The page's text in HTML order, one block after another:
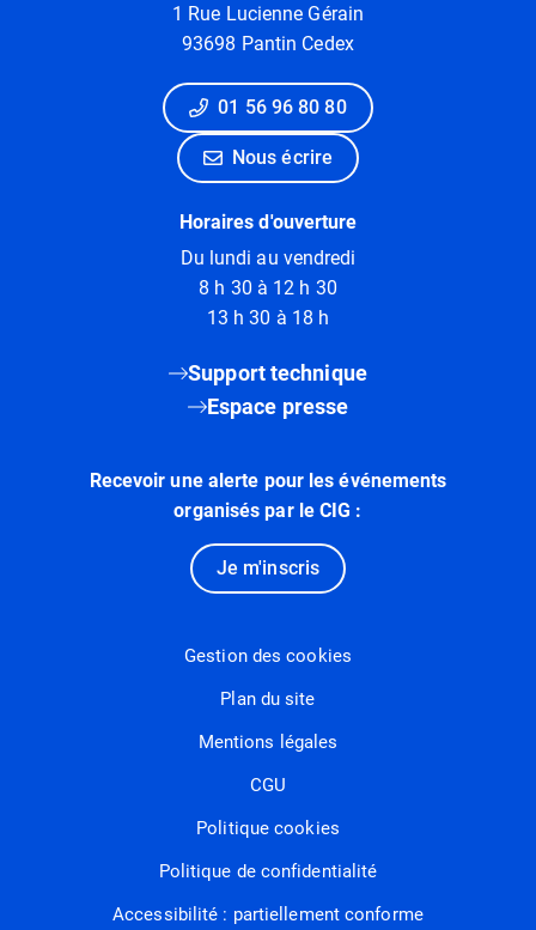
1 Rue Lucienne Gérain
93698 Pantin Cedex
01 56 96 80 80
Nous écrire
Horaires d'ouverture
Du lundi au vendredi
8 h 30 à 12 h 30
13 h 30 à 18 h
Support technique
Espace presse
Recevoir une alerte pour les événements
organisés par le CIG :
Je m'inscris
Gestion des cookies
Plan du site
Mentions légales
CGU
Politique cookies
Politique de confidentialité
Accessibilité : partiellement conforme